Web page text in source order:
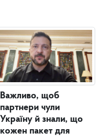
Важливо, щоб
партнери чули
Україну й знали, що
кожен пакет для